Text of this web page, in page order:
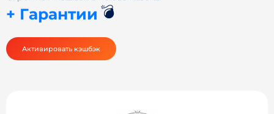
+ Гарантии 💣
Активировать кэшбэк